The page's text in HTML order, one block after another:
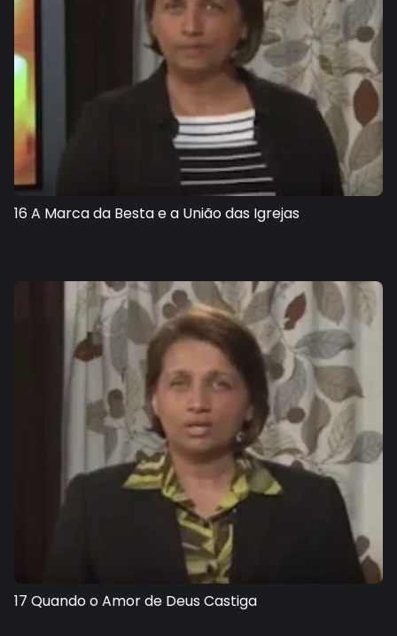
16 A Marca da Besta e a União das Igrejas
17 Quando o Amor de Deus Castiga